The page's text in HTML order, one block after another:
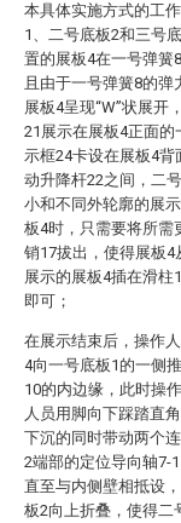
本具体实施方式的工
1、二号底板2和三号
置的展板4在一号弹簧
且由于一号弹簧8的
展板4呈现“W”状展开
21展示在展板4正面的
示框24卡设在展板4
动升降杆22之间，二
小和不同外轮廓的展
板4时，只需要将所需
销17拔出，使得展板
展示的展板4插在滑柱
即可；
在展示结束后，操作
4向一号底板1的一侧
10的内边缘，此时操
人员用脚向下踩踏直
下沉的同时带动两个
2端部的定位导向轴7-
直至与内侧壁相抵设
板2向上折叠，使得二